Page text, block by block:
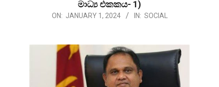
මාධ්‍ය එකකය- 1)
ON: JANUARY 1, 2024 IN: SOCIAL